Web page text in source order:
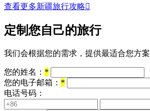
查看更多新疆旅行攻略
定制您自己的旅行
我们会根据您的需求，提供最适合您方案
您的姓名： *
您的电子邮箱： *
电话号码：